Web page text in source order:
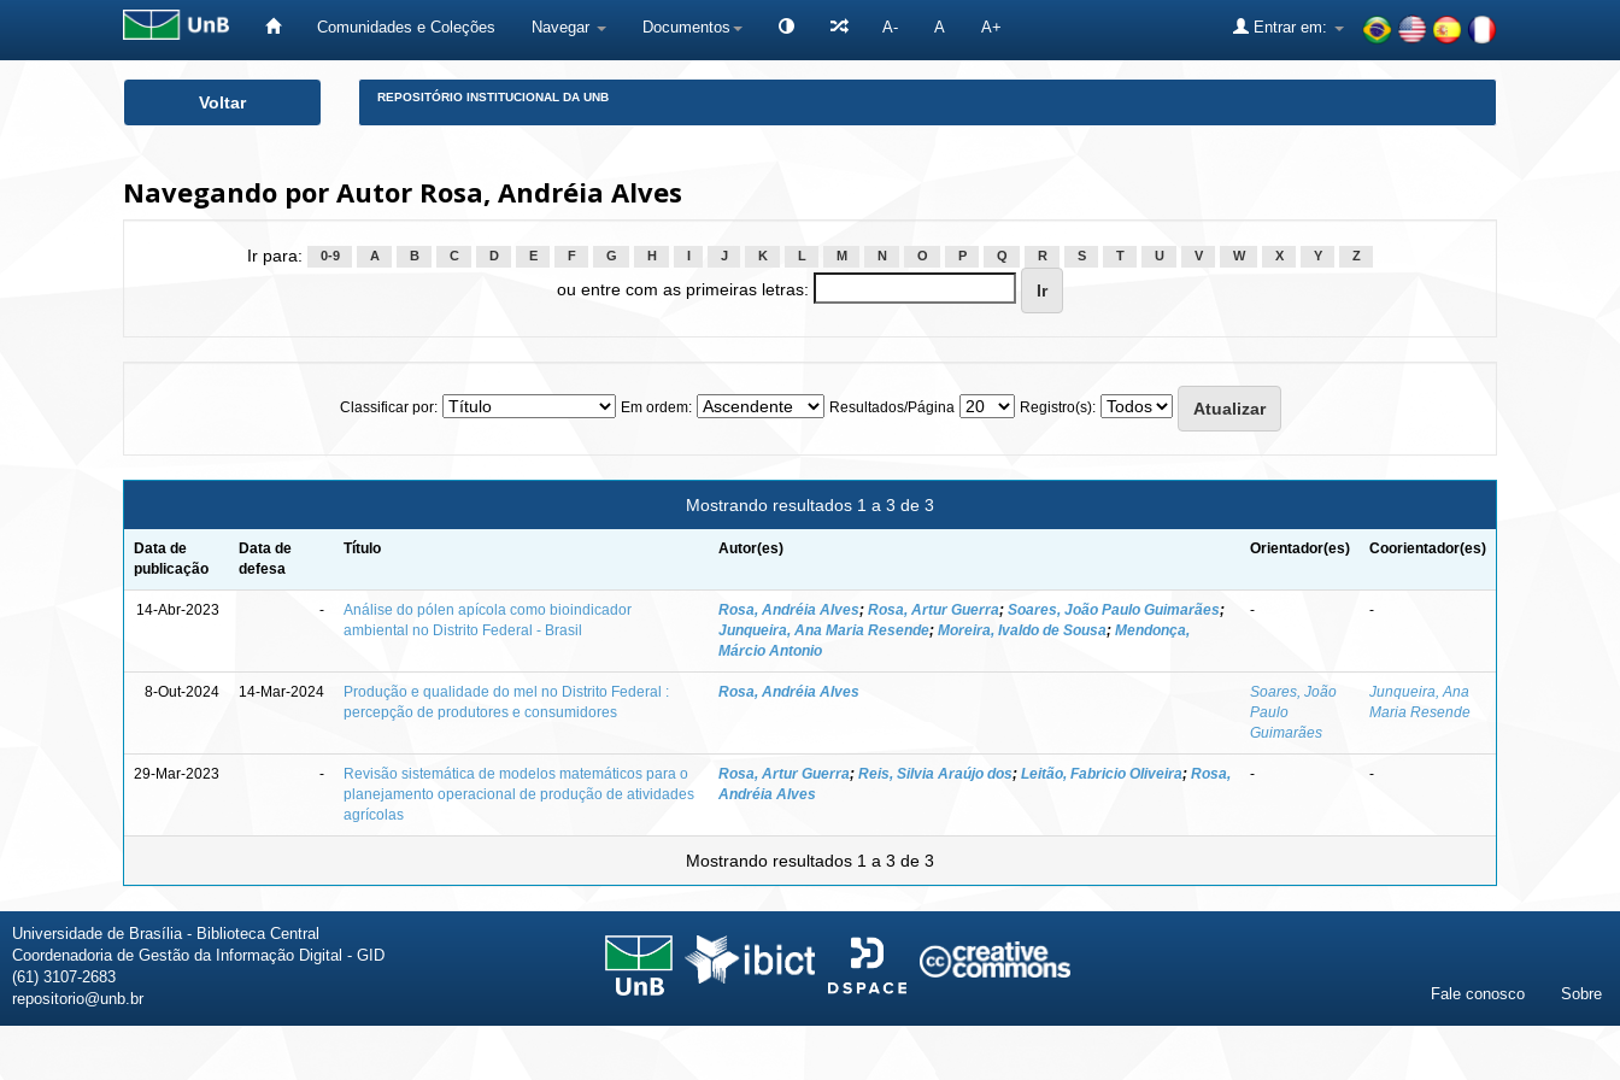
Comunidades e Coleções Navegar Documentos A- A A+ Entrar em:
Voltar REPOSITÓRIO INSTITUCIONAL DA UNB
Navegando por Autor Rosa, Andréia Alves
Ir para: 0-9 A B C D E F G H J K L M N O P Q R S T U V W X Y Z
ou entre com as primeiras letras:
Classificar por: Em ordem: Resultados/Página Registro(s):
Mostrando resultados 1 a 3 de 3
Data de
publicação
Data de
defesa
Título Autor(es) Orientador(es) Coorientador(es)
14-Abr-2023 -
Análise do pólen apícola como bioindicador
ambiental no Distrito Federal - Brasil
Rosa, Andréia Alves; Rosa, Artur Guerra; Soares, João Paulo Guimarães;
Junqueira, Ana Maria Resende; Moreira, Ivaldo de Sousa; Mendonça,
Márcio Antonio
- -
8-Out-2024 14-Mar-2024
Produção e qualidade do mel no Distrito Federal :
percepção de produtores e consumidores
Rosa, Andréia Alves
Soares, João
Paulo
Guimarães
Junqueira, Ana
Maria Resende
29-Mar-2023 -
Revisão sistemática de modelos matemáticos para o
planejamento operacional de produção de atividades
agrícolas
Rosa, Artur Guerra; Reis, Silvia Araújo dos; Leitão, Fabricio Oliveira; Rosa,
Andréia Alves
- -
Mostrando resultados 1 a 3 de 3
Universidade de Brasília - Biblioteca Central
Coordenadoria de Gestão da Informação Digital - GID
(61) 3107-2683
repositorio@unb.br
Fale conosco Sobre